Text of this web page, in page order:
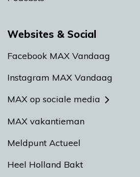
Websites & Social
Facebook MAX Vandaag
Instagram MAX Vandaag
MAX op sociale media
MAX vakantieman
Meldpunt Actueel
Heel Holland Bakt